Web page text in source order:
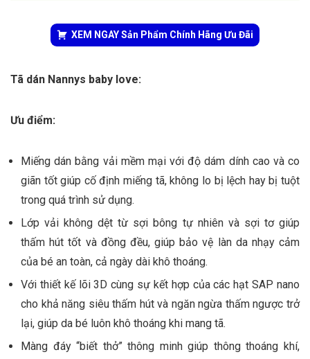
XEM NGAY Sản Phẩm Chính Hãng Ưu Đãi
Tã dán Nannys baby love:
Ưu điểm:
Miếng dán bằng vải mềm mại với độ dám dính cao và co
giãn tốt giúp cố định miếng tã, không lo bị lệch hay bị tuột
trong quá trình sử dụng.
Lớp vải không dệt từ sợi bông tự nhiên và sợi tơ giúp
thấm hút tốt và đồng đều, giúp bảo vệ làn da nhạy cảm
của bé an toàn, cả ngày dài khô thoáng.
Với thiết kế lõi 3D cùng sự kết hợp của các hạt SAP nano
cho khả năng siêu thấm hút và ngăn ngừa thấm ngược trở
lại, giúp da bé luôn khô thoáng khi mang tã.
Màng đáy “biết thở” thông minh giúp thông thoáng khí,